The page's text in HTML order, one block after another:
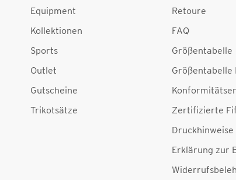
Equipment
Kollektionen
Sports
Outlet
Gutscheine
Trikotsätze
Retoure
FAQ
Größentabelle
Größentabelle
Zertifizierte
Druckhinweise
Erklärung zur